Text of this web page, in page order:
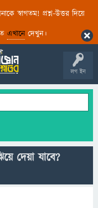
স্বাগতম! প্রশ্ন-উত্তর দিয়ে
এখানেদেখুন।
লগ ইন
দেয়া যাবে?